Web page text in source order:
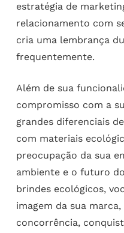
estratégia de
relacionamento com
cria uma lembrança
frequentemente.
Além de sua
compromisso com a
grandes diferenciais
com materiais
preocupação da sua
ambiente e o futuro
brindes ecológicos,
imagem da sua
concorrência,